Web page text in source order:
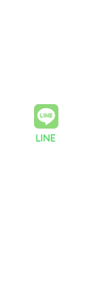
LINE